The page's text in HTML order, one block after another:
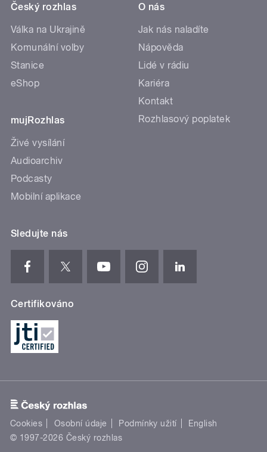
Český rozhlas
Válka na Ukrajině
Komunální volby
Stanice
eShop
mujRozhlas
Živé vysílání
Audioarchiv
Podcasty
Mobilní aplikace
O nás
Jak nás naladíte
Nápověda
Lidé v rádiu
Kariéra
Kontakt
Rozhlasový poplatek
Sledujte nás
Certifikováno
Cookies Osobní údaje Podmínky užití
English
© 1997-2026 Český rozhlas